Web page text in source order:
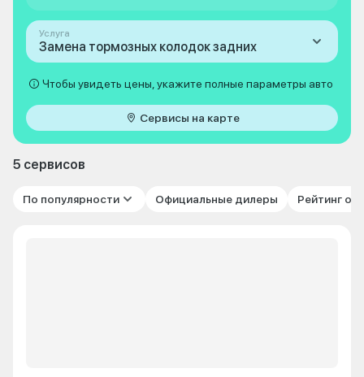
Услуга
Замена тормозных колодок задних
Чтобы увидеть цены, укажите полные параметры авто
Сервисы на карте
5 сервисов
По популярности Официальные дилеры Рейтинг